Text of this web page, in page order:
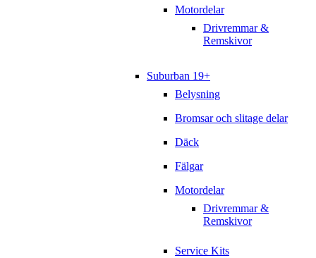
Motordelar
Drivremmar &
Remskivor
Suburban 19+
Belysning
Bromsar och slitage delar
Däck
Fälgar
Motordelar
Drivremmar &
Remskivor
Service Kits